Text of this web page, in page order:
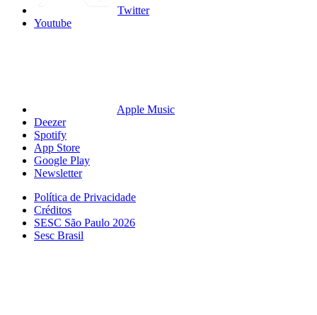
Twitter
Youtube
Apple Music
Deezer
Spotify
App Store
Google Play
Newsletter
Política de Privacidade
Créditos
SESC São Paulo 2026
Sesc Brasil